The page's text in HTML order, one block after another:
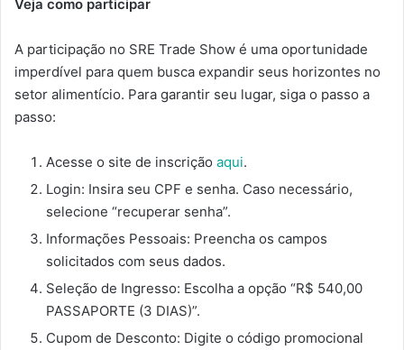
Veja como participar
A participação no SRE Trade Show é uma oportunidade
imperdível para quem busca expandir seus horizontes no
setor alimentício. Para garantir seu lugar, siga o passo a
passo:
Acesse o site de inscrição aqui.
Login: Insira seu CPF e senha. Caso necessário,
selecione “recuperar senha”.
Informações Pessoais: Preencha os campos
solicitados com seus dados.
Seleção de Ingresso: Escolha a opção “R$ 540,00
PASSAPORTE (3 DIAS)”.
Cupom de Desconto: Digite o código promocional